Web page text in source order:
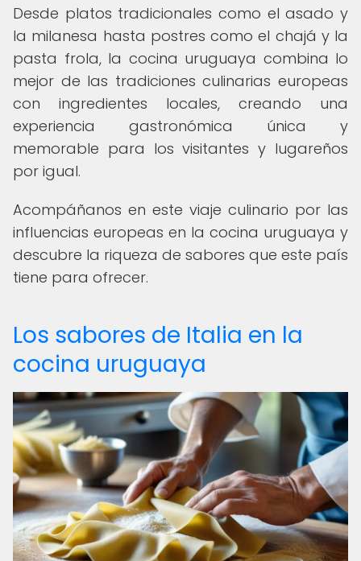
Desde platos tradicionales como el asado y
la milanesa hasta postres como el chajá y la
pasta frola, la cocina uruguaya combina lo
mejor de las tradiciones culinarias europeas
con ingredientes locales, creando una
experiencia gastronómica única y
memorable para los visitantes y lugareños
por igual.
Acompáñanos en este viaje culinario por las
influencias europeas en la cocina uruguaya y
descubre la riqueza de sabores que este país
tiene para ofrecer.
Los sabores de Italia en la
cocina uruguaya